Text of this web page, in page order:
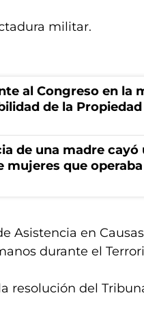
militar.
al Congreso en la
de la
de una madre cayó
mujeres que
Asistencia en
durante el
resolución del